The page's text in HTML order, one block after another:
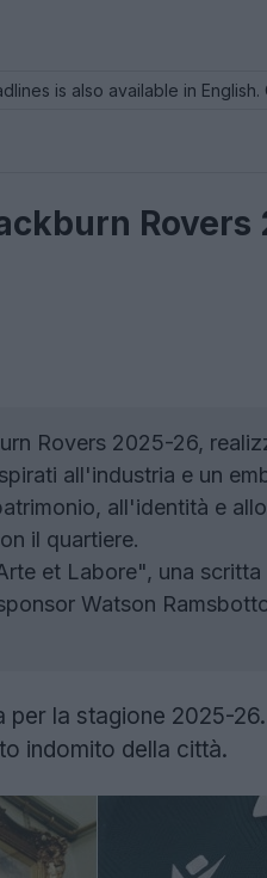
is also available in
Rovers
Rovers 2025-26,
all'industria e un
all'identità e
il quartiere.
et Labore", una
Watson
per la stagione 2025-
indomito della città.